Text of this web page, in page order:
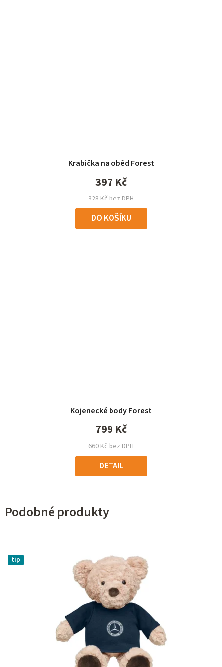
Krabička na oběd Forest
328 Kč bez DPH
397 Kč
DO KOŠÍKU
Kojenecké body Forest
660 Kč bez DPH
799 Kč
DETAIL
Podobné produkty
tip